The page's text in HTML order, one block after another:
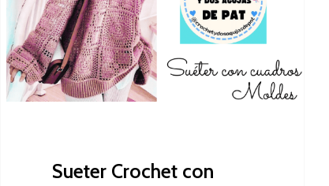
con
Cuadros
Sueter Crochet con